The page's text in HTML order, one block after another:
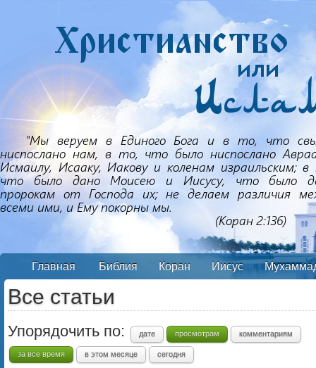
Главная Библия Коран Иисус
Все статьи
Упорядочить по: дате просмотрам комментариям
за все время в этом месяце сегодня